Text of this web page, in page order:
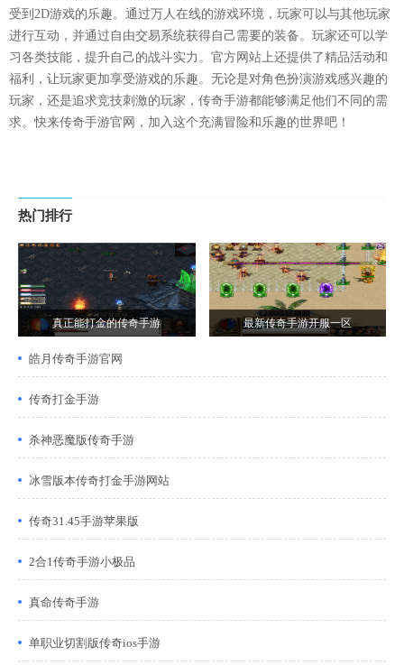
受到2D游戏的乐趣。通过万人在线的游戏环境，玩家可以与其他玩家
进行互动，并通过自由交易系统获得自己需要的装备。玩家还可以学
习各类技能，提升自己的战斗实力。官方网站上还提供了精品活动和
福利，让玩家更加享受游戏的乐趣。无论是对角色扮演游戏感兴趣的
玩家，还是追求竞技刺激的玩家，传奇手游都能够满足他们不同的需
求。快来传奇手游官网，加入这个充满冒险和乐趣的世界吧！
热门排行
真正能打金的传奇手游 最新传奇手游开服一区
皓月传奇手游官网
传奇打金手游
杀神恶魔版传奇手游
冰雪版本传奇打金手游网站
传奇31.45手游苹果版
2合1传奇手游小极品
真命传奇手游
单职业切割版传奇ios手游